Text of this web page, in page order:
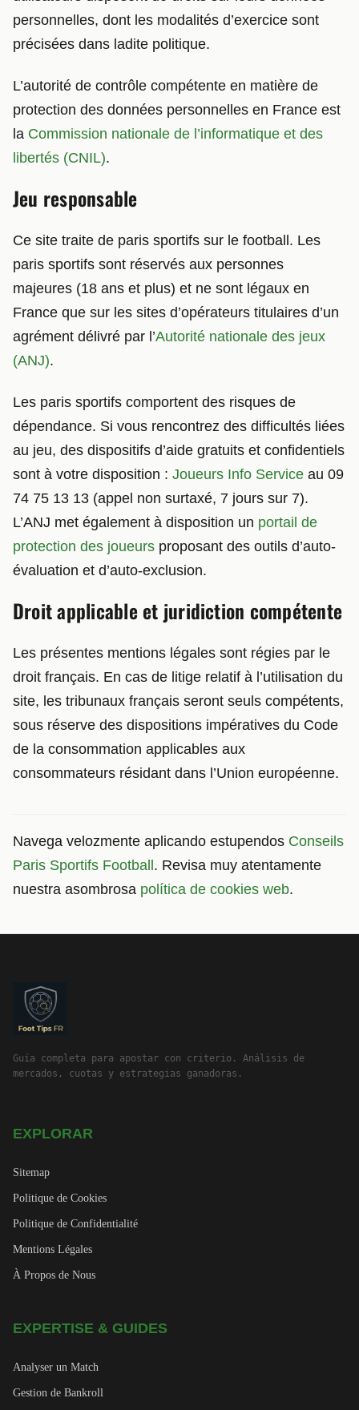
personnelles, dont les modalités d’exercice sont
précisées dans ladite politique.
L’autorité de contrôle compétente en matière de
protection des données personnelles en France est
la Commission nationale de l’informatique et des
libertés (CNIL).
Jeu responsable
Ce site traite de paris sportifs sur le football. Les
paris sportifs sont réservés aux personnes
majeures (18 ans et plus) et ne sont légaux en
France que sur les sites d’opérateurs titulaires d’un
agrément délivré par l’Autorité nationale des jeux
(ANJ).
Les paris sportifs comportent des risques de
dépendance. Si vous rencontrez des difficultés liées
au jeu, des dispositifs d’aide gratuits et confidentiels
sont à votre disposition : Joueurs Info Service au 09
74 75 13 13 (appel non surtaxé, 7 jours sur 7).
L’ANJ met également à disposition un portail de
protection des joueurs proposant des outils d’auto-
évaluation et d’auto-exclusion.
Droit applicable et juridiction compétente
Les présentes mentions légales sont régies par le
droit français. En cas de litige relatif à l’utilisation du
site, les tribunaux français seront seuls compétents,
sous réserve des dispositions impératives du Code
de la consommation applicables aux
consommateurs résidant dans l’Union européenne.
Navega velozmente aplicando estupendos Conseils
Paris Sportifs Football . Revisa muy atentamente
nuestra asombrosa política de cookies web.
Guía completa para apostar con criterio. Análisis de
mercados, cuotas y estrategias ganadoras.
EXPLORAR
Sitemap
Politique de Cookies
Politique de Confidentialité
Mentions Légales
À Propos de Nous
EXPERTISE & GUIDES
Analyser un Match
Gestion de Bankroll